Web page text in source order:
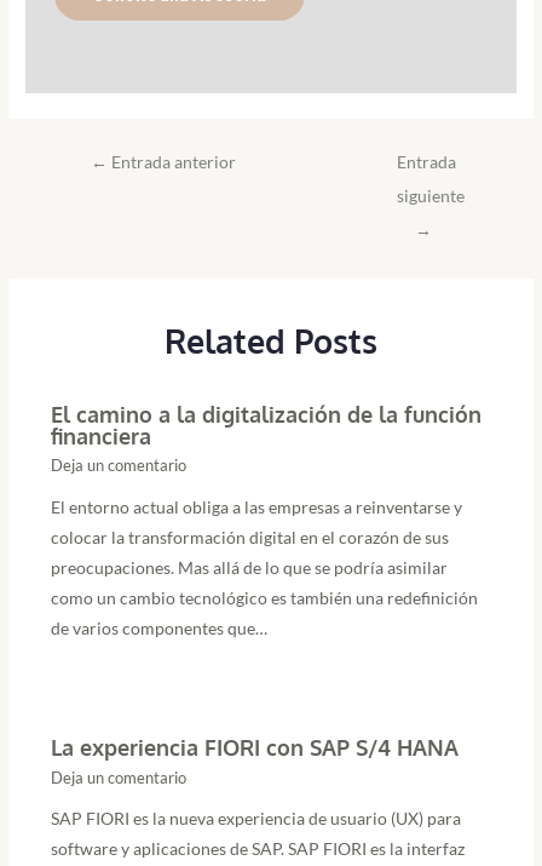
← Entrada anterior
Entrada
siguiente
→
Related Posts
El camino a la digitalización de la función
financiera
Deja un comentario
El entorno actual obliga a las empresas a reinventarse y
colocar la transformación digital en el corazón de sus
preocupaciones. Mas allá de lo que se podría asimilar
como un cambio tecnológico es también una redefinición
de varios componentes que…
La experiencia FIORI con SAP S/4 HANA
Deja un comentario
SAP FIORI es la nueva experiencia de usuario (UX) para
software y aplicaciones de SAP. SAP FIORI es la interfaz